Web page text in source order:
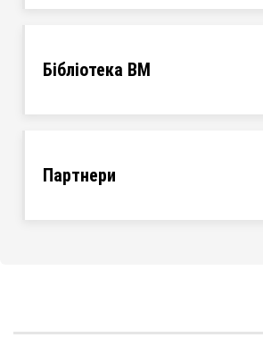
Бібліотека ВМ
Партнери